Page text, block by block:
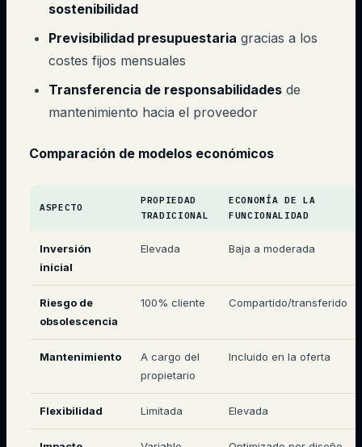
sostenibilidad
Previsibilidad presupuestaria gracias a los
costes fijos mensuales
Transferencia de responsabilidades de
mantenimiento hacia el proveedor
Comparación de modelos económicos
ASPECTO
PROPIEDAD
TRADICIONAL
ECONOMÍA DE LA
FUNCIONALIDAD
Inversión
inicial
Elevada Baja a moderada
Riesgo de
obsolescencia
100% cliente Compartido/transferido
Mantenimiento
A cargo del
propietario
Incluido en la oferta
Flexibilidad Limitada Elevada